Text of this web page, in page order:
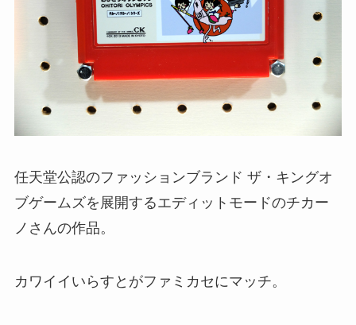
任天堂公認のファッションブランド ザ・キングオ
ブゲームズを展開するエディットモードのチカー
ノさんの作品。
カワイイいらすとがファミカセにマッチ。